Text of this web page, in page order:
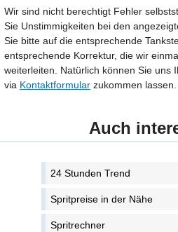
Wir sind nicht berechtigt Fehler
Sie Unstimmigkeiten bei den
Sie bitte auf die entsprechende
entsprechende Korrektur, die wir
weiterleiten. Natürlich können Sie uns
via Kontaktformular zukommen lassen.
Auch
24 Stunden Trend
Spritpreise in der Nähe
Spritrechner